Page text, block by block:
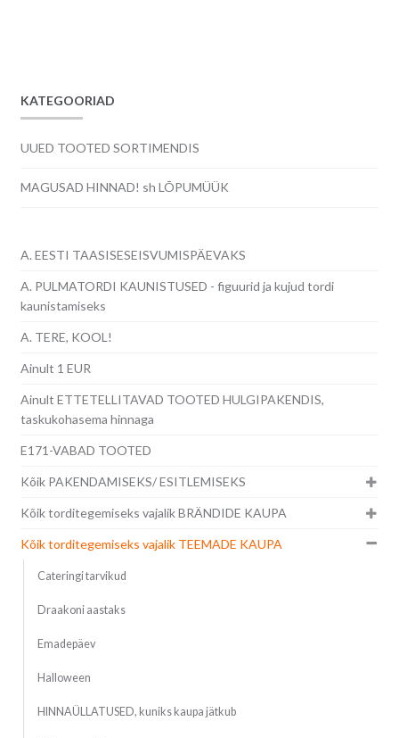
KATEGOORIAD
UUED TOOTED SORTIMENDIS
MAGUSAD HINNAD! sh LÕPUMÜÜK
A. EESTI TAASISESEISVUMISPÄEVAKS
A. PULMATORDI KAUNISTUSED - figuurid ja kujud tordi
kaunistamiseks
A. TERE, KOOL!
Ainult 1 EUR
Ainult ETTETELLITAVAD TOOTED HULGIPAKENDIS,
taskukohasema hinnaga
E171-VABAD TOOTED
Kõik PAKENDAMISEKS/ ESITLEMISEKS
Kõik torditegemiseks vajalik BRÄNDIDE KAUPA
Kõik torditegemiseks vajalik TEEMADE KAUPA
Cateringi tarvikud
Draakoni aastaks
Emadepäev
Halloween
HINNAÜLLATUSED, kuniks kaupa jätkub